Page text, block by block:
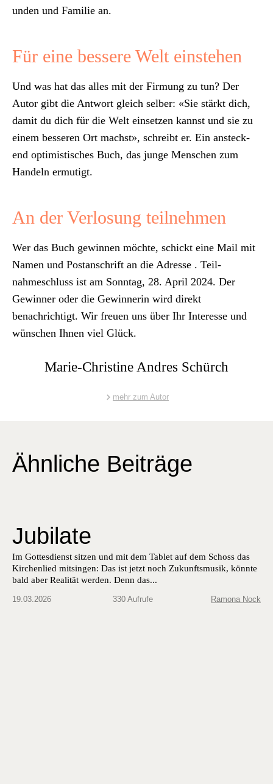
un­den und Fam­i­lie an.
Für eine bessere Welt einstehen
Und was hat das alles mit der Fir­mung zu tun? Der
Autor gibt die Antwort gle­ich sel­ber: «Sie stärkt dich,
damit du dich für die Welt ein­set­zen kannst und sie zu
einem besseren Ort machst», schreibt er. Ein ansteck­
end opti­mistis­ches Buch, das junge Men­schen zum
Han­deln ermutigt.
An der Verlosung teilnehmen
Wer das Buch gewin­nen möchte, schickt eine Mail mit
Namen und Postan­schrift an die Adresse . Teil­
nahmeschluss ist am Son­ntag, 28. April 2024. Der
Gewin­ner oder die Gewin­ner­in wird direkt
benachrichtigt. Wir freuen uns über Ihr Inter­esse und
wün­schen Ihnen viel Glück.
Marie-Christine Andres Schürch
mehr zum Autor
Ähnliche Beiträge
Jubilate
Im Gottes­di­enst sitzen und mit dem Tablet auf dem Schoss das
Kirchen­lied mitsin­gen: Das ist jet­zt noch Zukun­ftsmusik, kön­nte
bald aber Real­ität wer­den. Denn das...
19.03.2026 330 Aufrufe Ramona Nock